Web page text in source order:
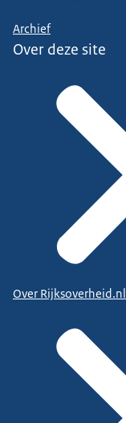
Archief
Over deze site
Over Rijksoverheid.nl